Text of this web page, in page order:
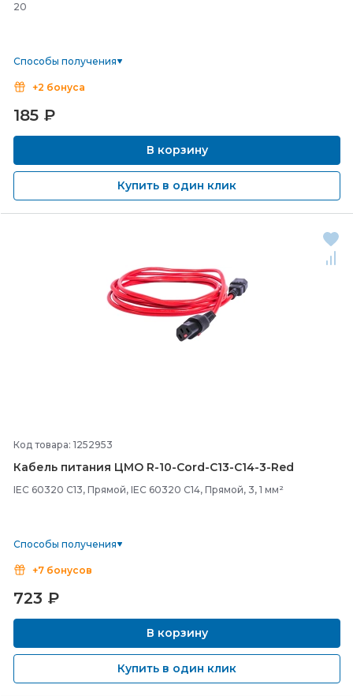
20
Способы получения
+2 бонуса
185 ₽
В корзину
Купить в один клик
Код товара: 1252953
Кабель питания ЦМО R-10-Cord-C13-C14-3-Red
IEC 60320 C13, Прямой, IEC 60320 C14, Прямой, 3, 1 мм²
Способы получения
+7 бонусов
723 ₽
В корзину
Купить в один клик